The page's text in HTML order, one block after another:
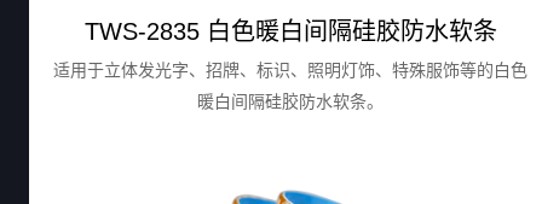
TWS-2835 白色暖白间隔硅胶防水软条
适用于立体发光字、招牌、标识、照明灯饰、特殊服饰等的白色
暖白间隔硅胶防水软条。